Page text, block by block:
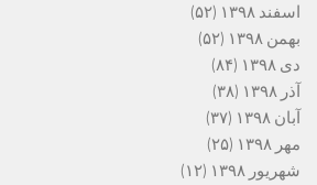
اسفند ۱۳۹۸
(۵۲)
بهمن ۱۳۹۸
(۵۲)
دی ۱۳۹۸
(۸۴)
آذر ۱۳۹۸
(۳۸)
آبان ۱۳۹۸
(۳۷)
مهر ۱۳۹۸
(۲۵)
شهریور ۱۳۹۸
(۱۲)